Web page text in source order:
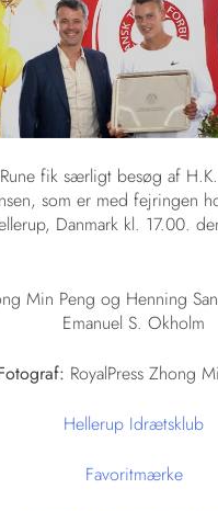
fik særligt besøg af
som er med fejringen
Danmark kl. 17.00.
Min Peng og Henning
Emanuel S. Okholm
RoyalPress Zhong
Hellerup Idrætsklub
Favoritmærke